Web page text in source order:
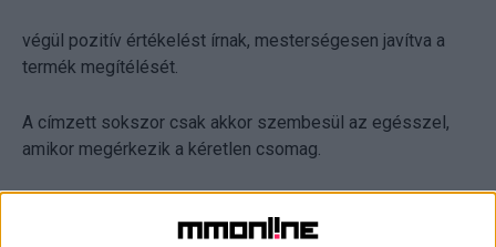
végül pozitív értékelést írnak, mesterségesen javítva a
termék megítélését.
A címzett sokszor csak akkor szembesül az egésszel,
amikor megérkezik a kéretlen csomag.